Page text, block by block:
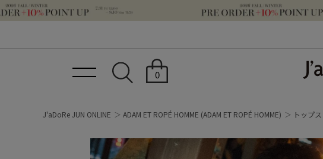
0
J'aDoRe JUN ONLINE ADAM ET ROPÉ HOMME (ADAM ET ROPÉ HOMME) トップス